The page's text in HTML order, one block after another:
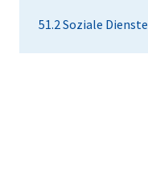
51.2 Soziale Dienste